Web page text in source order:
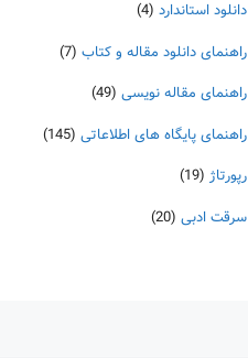
دانلود استاندارد (4)
راهنمای دانلود مقاله و کتاب (7)
راهنمای مقاله نویسی (49)
راهنمای پایگاه های اطلاعاتی (145)
رپورتاژ (19)
سرقت ادبی (20)